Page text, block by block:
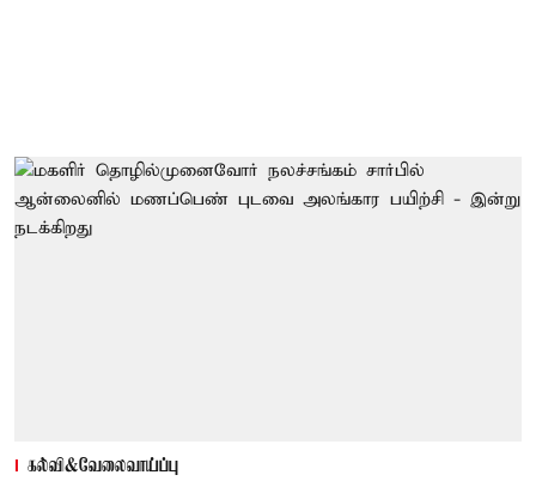
கல்வி&வேலைவாய்ப்பு